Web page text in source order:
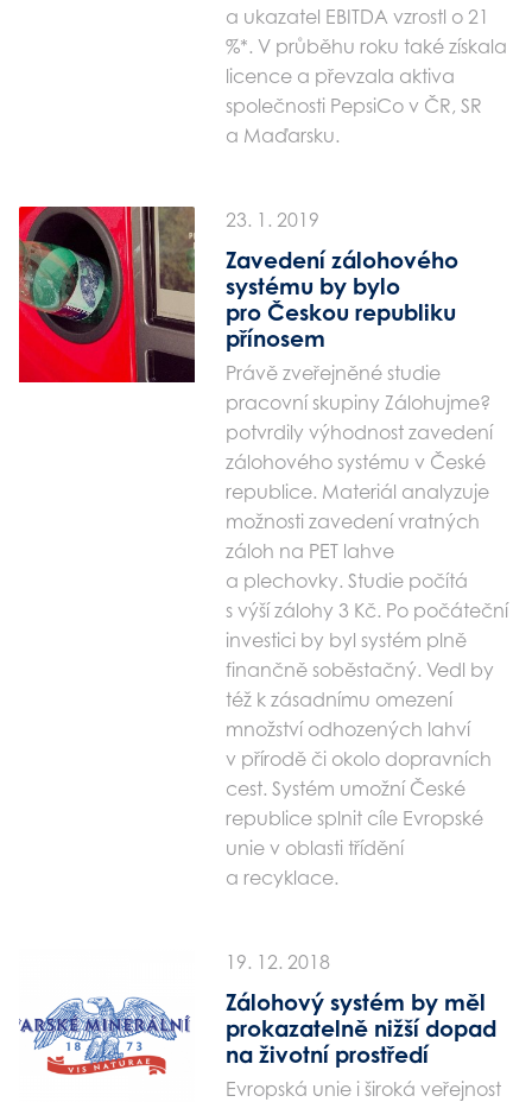
a ukazatel EBITDA vzrostl o 21
%*. V průběhu roku také získala
licence a převzala aktiva
společnosti PepsiCo v ČR, SR
a Maďarsku.
23. 1. 2019
Zavedení zálohového
systému by bylo
pro Českou republiku
přínosem
Právě zveřejněné studie
pracovní skupiny Zálohujme?
potvrdily výhodnost zavedení
zálohového systému v České
republice. Materiál analyzuje
možnosti zavedení vratných
záloh na PET lahve
a plechovky. Studie počítá
s výší zálohy 3 Kč. Po počáteční
investici by byl systém plně
finančně soběstačný. Vedl by
též k zásadnímu omezení
množství odhozených lahví
v přírodě či okolo dopravních
cest. Systém umožní České
republice splnit cíle Evropské
unie v oblasti třídění
a recyklace.
19. 12. 2018
Zálohový systém by měl
prokazatelně nižší dopad
na životní prostředí
Evropská unie i široká veřejnost